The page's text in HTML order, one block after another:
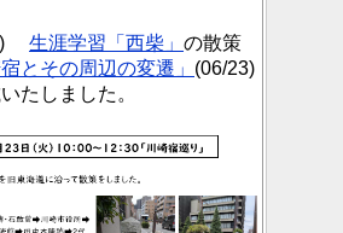
) 生涯学習「西柴」 の散策
とその周辺の変遷」 (06/23)
たしました。